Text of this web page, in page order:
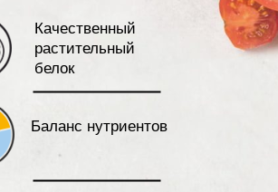
Баланс нутриентов
Качественный
растительный
белок